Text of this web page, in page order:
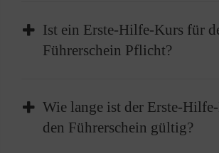
Ist ein Erste-Hilfe-Kurs für
Führerschein Pflicht?
Die Teilnahme an einem Erste-
Pflicht, bevor Sie Ihren
können. Vor der
Wie lange ist der Erste-
den Führerschein gültig?